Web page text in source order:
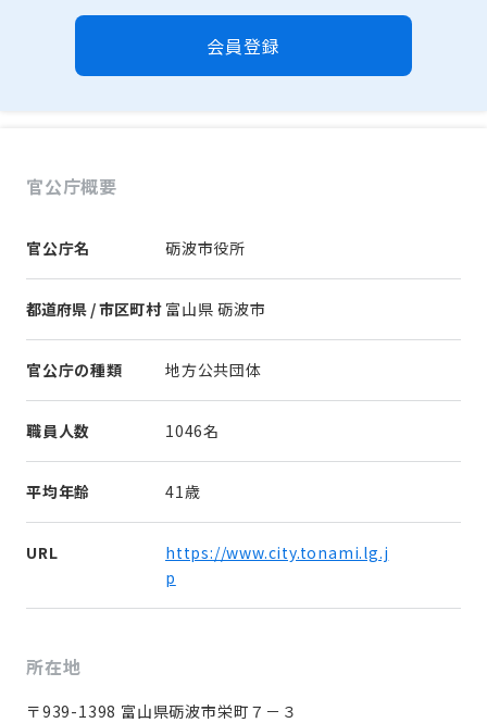
会員登録
官公庁概要
官公庁名 砺波市役所
都道府県 / 市区町村 富山県 砺波市
官公庁の種類 地方公共団体
職員人数 1046名
平均年齢 41歳
URL
https://www.city.tonami.lg.j
p
所在地
〒939-1398 富山県砺波市栄町７－３